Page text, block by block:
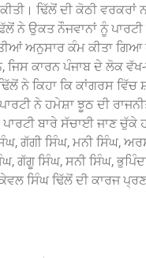
ਢਿੱਲੋਂ ਦੀ ਕੋਠੀ ਵਰਕਰਾਂ
ਨੇ ਉਕਤ ਨੌਜਵਾਨਾਂ ਨੂੰ
ਅਨੁਸਾਰ ਕੰਮ ਕੀਤਾ
ਜਿਸ ਕਾਰਨ ਪੰਜਾਬ ਦੇ ਲੋਕ
ਨੇ ਕਿਹਾ ਕਿ ਕਾਂਗਰਸ ਵਿੱਚ
ਨੇ ਹਮੇਸ਼ਾ ਝੂਠ ਦੀ
ਬਾਰੇ ਸੱਚਾਈ ਜਾਣ ਚੁੱਕੇ
ਗੱਗੀ ਸਿੰਘ, ਮਨੀ ਸਿੰਘ,
ਗੱਗੂ ਸਿੰਘ, ਸਨੀ ਸਿੰਘ,
ਸਿੰਘ ਢਿੱਲੋਂ ਦੀ ਕਾਰਜ